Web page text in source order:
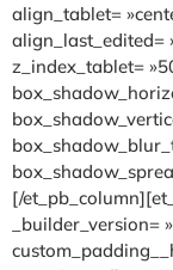
align_tablet=
align_last_edited=
z_index_tablet=
[/
_builder_version=